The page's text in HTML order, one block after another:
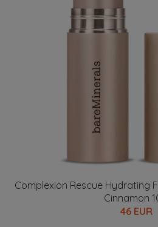
Complexion Rescue Hydrating
Cinnamon
46 EUR